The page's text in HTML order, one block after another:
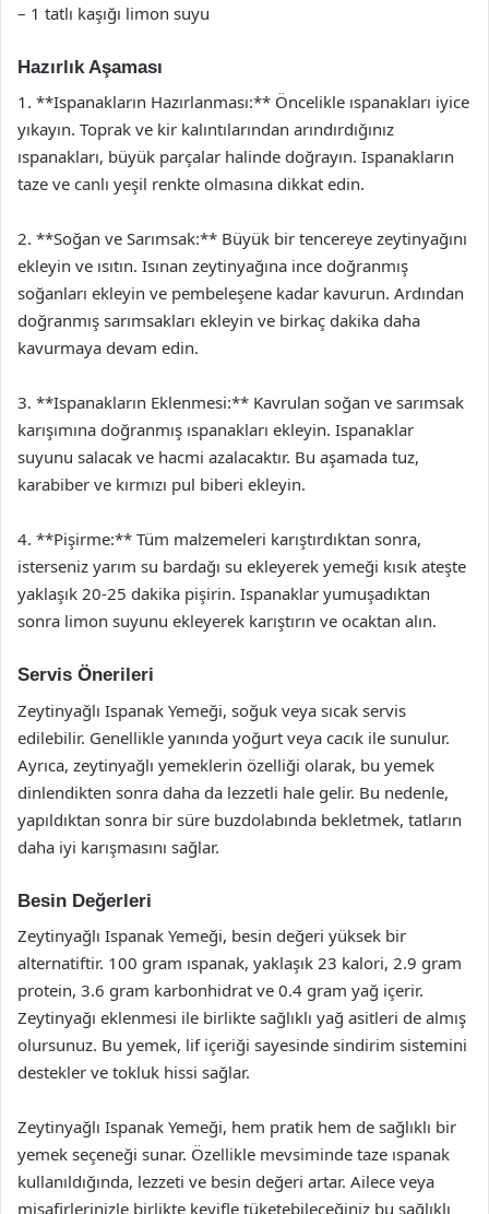
– 1 tatlı kaşığı limon suyu
Hazırlık Aşaması
1. **Ispanakların Hazırlanması:** Öncelikle ıspanakları iyice
yıkayın. Toprak ve kir kalıntılarından arındırdığınız
ıspanakları, büyük parçalar halinde doğrayın. Ispanakların
taze ve canlı yeşil renkte olmasına dikkat edin.
2. **Soğan ve Sarımsak:** Büyük bir tencereye zeytinyağını
ekleyin ve ısıtın. Isınan zeytinyağına ince doğranmış
soğanları ekleyin ve pembeleşene kadar kavurun. Ardından
doğranmış sarımsakları ekleyin ve birkaç dakika daha
kavurmaya devam edin.
3. **Ispanakların Eklenmesi:** Kavrulan soğan ve sarımsak
karışımına doğranmış ıspanakları ekleyin. Ispanaklar
suyunu salacak ve hacmi azalacaktır. Bu aşamada tuz,
karabiber ve kırmızı pul biberi ekleyin.
4. **Pişirme:** Tüm malzemeleri karıştırdıktan sonra,
isterseniz yarım su bardağı su ekleyerek yemeği kısık ateşte
yaklaşık 20-25 dakika pişirin. Ispanaklar yumuşadıktan
sonra limon suyunu ekleyerek karıştırın ve ocaktan alın.
Servis Önerileri
Zeytinyağlı Ispanak Yemeği, soğuk veya sıcak servis
edilebilir. Genellikle yanında yoğurt veya cacık ile sunulur.
Ayrıca, zeytinyağlı yemeklerin özelliği olarak, bu yemek
dinlendikten sonra daha da lezzetli hale gelir. Bu nedenle,
yapıldıktan sonra bir süre buzdolabında bekletmek, tatların
daha iyi karışmasını sağlar.
Besin Değerleri
Zeytinyağlı Ispanak Yemeği, besin değeri yüksek bir
alternatiftir. 100 gram ıspanak, yaklaşık 23 kalori, 2.9 gram
protein, 3.6 gram karbonhidrat ve 0.4 gram yağ içerir.
Zeytinyağı eklenmesi ile birlikte sağlıklı yağ asitleri de almış
olursunuz. Bu yemek, lif içeriği sayesinde sindirim sistemini
destekler ve tokluk hissi sağlar.
Zeytinyağlı Ispanak Yemeği, hem pratik hem de sağlıklı bir
yemek seçeneği sunar. Özellikle mevsiminde taze ıspanak
kullanıldığında, lezzeti ve besin değeri artar. Ailece veya
misafirlerinizle birlikte keyifle tüketebileceğiniz bu sağlıklı